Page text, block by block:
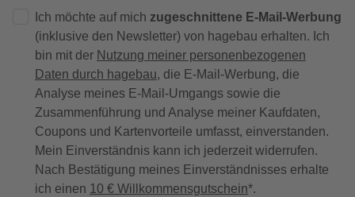
Ich möchte auf mich zugeschnittene E-Mail-Werbung
(inklusive den Newsletter) von hagebau erhalten. Ich
bin mit der Nutzung meiner personenbezogenen
Daten durch hagebau, die E-Mail-Werbung, die
Analyse meines E-Mail-Umgangs sowie die
Zusammenführung und Analyse meiner Kaufdaten,
Coupons und Kartenvorteile umfasst, einverstanden.
Mein Einverständnis kann ich jederzeit widerrufen.
Nach Bestätigung meines Einverständnisses erhalte
ich einen 10 € Willkommensgutschein*.